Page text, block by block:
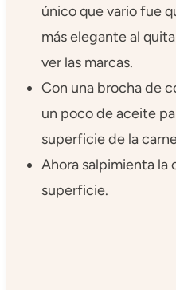
único que vario fue
más elegante al
ver las marcas.
Con una brocha de
un poco de aceite
superficie de la
Ahora salpimienta la
superficie.